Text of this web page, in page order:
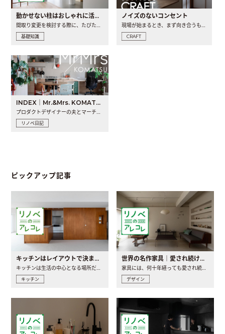
動かせない柱はおしゃれに活用！柱を魅せるリノベーション(リノベ)4選
間取り変更を検討する際に、たびたび皆さんの頭を悩ませる動か..
基礎知識
ノイズのないコンセント
現場が始まるとき、まず向き合うものの一つがコンセントです..
CRAFT
INDEX｜Mr.&Mrs. KOMATSU renovation diary
プロダクトデザイナーの夫とマーチャンダイザーの妻が、夫婦で..
リノベ日記
ピックアップ記事
キッチンはレイアウトで決まる。後悔しないための考え方と選び方
キッチン
世界の名作家具｜愛され続ける理由と一生モノとの出会い方
デザイン